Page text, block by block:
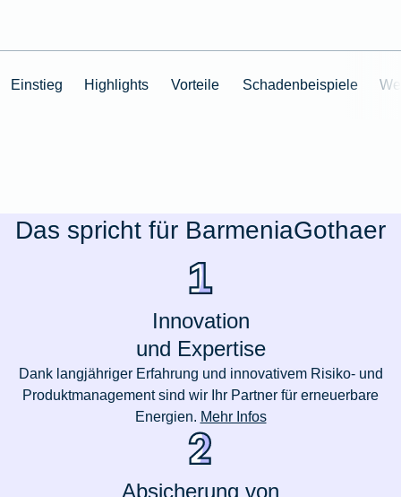
Einstieg Highlights Vorteile Schadenbeispiele
Das spricht für BarmeniaGothaer
Innovation
und Expertise
Dank langjähriger Erfahrung und innovativem Risiko- und
Produktmanagement sind wir Ihr Partner für erneuerbare
Energien. Mehr Infos
Absicherung von